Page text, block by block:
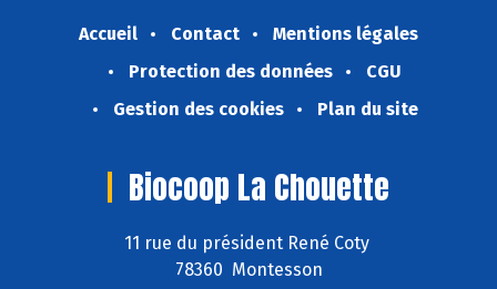
Accueil Contact
Mentions légales
Protection des données
CGU
Gestion des cookies
Plan du site
Biocoop La Chouette
11 rue du président René Coty
78360 Montesson